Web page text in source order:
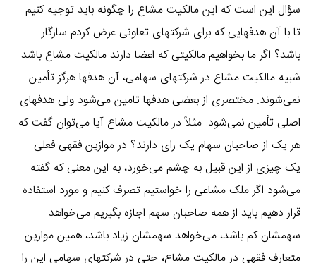
سؤال این است که این مالکیت مشاع را چگونه باید توجیه کنیم
تا با آن هدفهایی که برای شرکتهای تعاونی عرض کردم سازگار
باشد؟ اگر ما بخواهیم مالکیتی که اعضا دارند مالکیت مشاع باشد
شبیه مالکیت مشاع در شرکتهای سهامی، آن هدفها هرگز تأمین
نمی‌شوند. مختصری از بعضی هدفها تامین می‌شود ولی هدفهای
اصلی تأمین نمی‌شود. مثلاً در مالکیت مشاع آیا می‌توان گفت که
هر یک از صاحبان سهام یک رای دارند؟ در موازین فقهی فعلی
یک چیزی از این قبیل به چشم می‌خورد، به این معنی که گفته
می‌شود اگر ملک مشاعی را خواستیم تصرف کنیم و مورد استفاده
قرار دهیم باید از همه صاحبان سهم اجازه بگیریم می‌خواهد
سهمشان کم باشد، می‌خواهد سهمشان زیاد باشد، همین موازین
متعارف فقهی در مالکیت مشاع، حتی در شرکتهای سهامی این را